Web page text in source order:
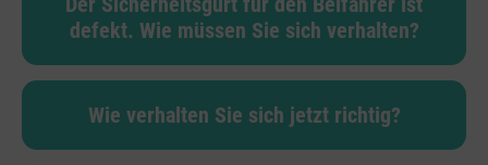
defekt. Wie müssen Sie sich verhalten?
Wie verhalten Sie sich jetzt richtig?